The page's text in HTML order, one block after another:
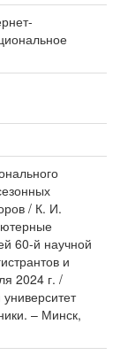
/ К. И.
60-й научной
и
2024 г. /
– Минск,